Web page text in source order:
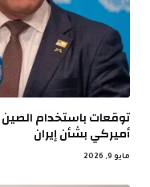
توقعات باستخدام
أميركي بشأن إيران
مايو 9, 2026